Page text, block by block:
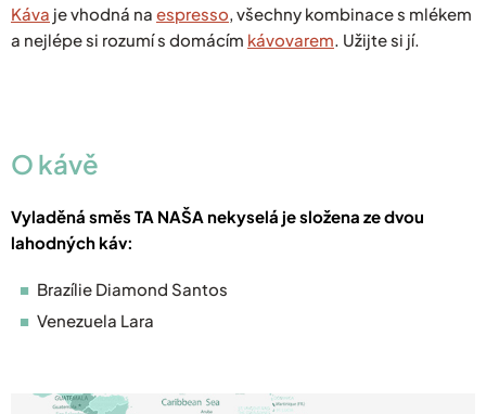
Káva je vhodná na espresso , všechny kombinace s mlékem
a nejlépe si rozumí s domácím kávovarem . Užijte si jí.
O kávě
Vyladěná směs TA NAŠA nekyselá je složena ze dvou
lahodných káv:
Brazílie Diamond Santos
Venezuela Lara